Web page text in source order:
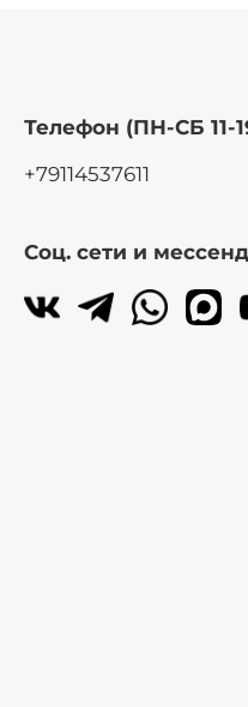
Телефон (ПН-СБ 11-
+79114537611
Соц. сети и